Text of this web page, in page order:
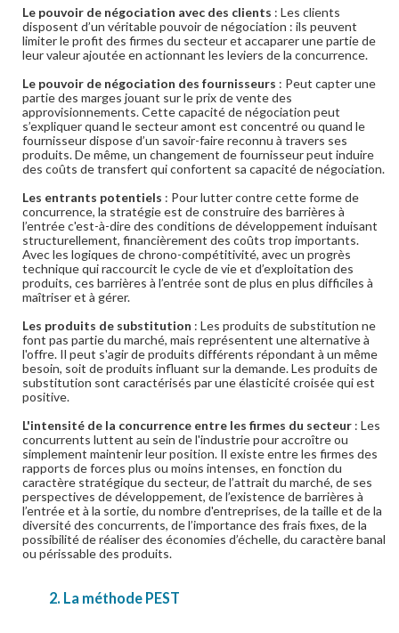
Le pouvoir de négociation avec des clients : Les clients
disposent d’un véritable pouvoir de négociation : ils peuvent
limiter le profit des firmes du secteur et accaparer une partie de
leur valeur ajoutée en actionnant les leviers de la concurrence.
Le pouvoir de négociation des fournisseurs : Peut capter une
partie des marges jouant sur le prix de vente des
approvisionnements. Cette capacité de négociation peut
s’expliquer quand le secteur amont est concentré ou quand le
fournisseur dispose d’un savoir-faire reconnu à travers ses
produits. De même, un changement de fournisseur peut induire
des coûts de transfert qui confortent sa capacité de négociation.
Les entrants potentiels : Pour lutter contre cette forme de
concurrence, la stratégie est de construire des barrières à
l’entrée c'est-à-dire des conditions de développement induisant
structurellement, financièrement des coûts trop importants.
Avec les logiques de chrono-compétitivité, avec un progrès
technique qui raccourcit le cycle de vie et d’exploitation des
produits, ces barrières à l’entrée sont de plus en plus difficiles à
maîtriser et à gérer.
Les produits de substitution : Les produits de substitution ne
font pas partie du marché, mais représentent une alternative à
l'offre. Il peut s'agir de produits différents répondant à un même
besoin, soit de produits influant sur la demande. Les produits de
substitution sont caractérisés par une élasticité croisée qui est
positive.
L'intensité de la concurrence entre les firmes du secteur : Les
concurrents luttent au sein de l'industrie pour accroître ou
simplement maintenir leur position. Il existe entre les firmes des
rapports de forces plus ou moins intenses, en fonction du
caractère stratégique du secteur, de l’attrait du marché, de ses
perspectives de développement, de l’existence de barrières à
l’entrée et à la sortie, du nombre d'entreprises, de la taille et de la
diversité des concurrents, de l’importance des frais fixes, de la
possibilité de réaliser des économies d’échelle, du caractère banal
ou périssable des produits.
2. La méthode PEST